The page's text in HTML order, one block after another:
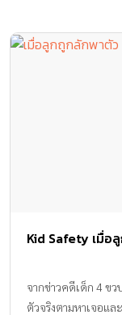
Kid Safety เมื่อ
จากข่าวคดีเด็ก 4 ข
ตัวจริงตามหาเจอแ